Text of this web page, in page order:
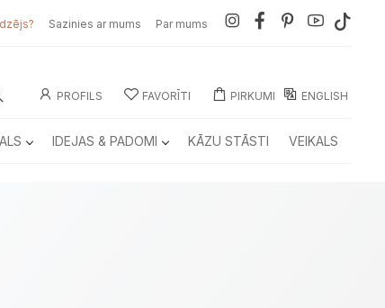
Sazinies ar mums Par mums
PROFILS FAVORĪTI PIRKUMI ENGLISH
IDEJAS & PADOMI KĀZU STĀSTI VEIKALS